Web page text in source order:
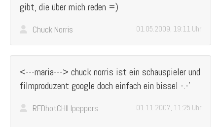
gibt, die über mich reden =)
Chuck Norris 01.05.2009, 19:11 Uhr
<---maria---> chuck norris ist ein schauspieler und
filmproduzent google doch einfach ein bissel -.-'
REDhotCHILIpeppers 01.11.2007, 11:25 Uhr